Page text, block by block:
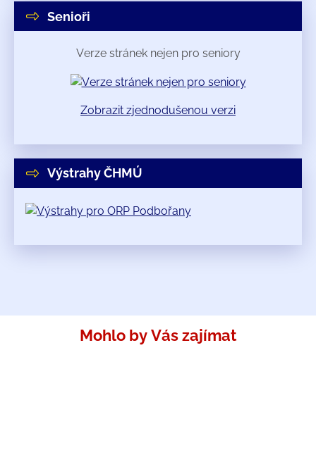
Senioři
Verze stránek nejen pro seniory
Zobrazit zjednodušenou verzi
Výstrahy ČHMÚ
Mohlo by Vás zajímat